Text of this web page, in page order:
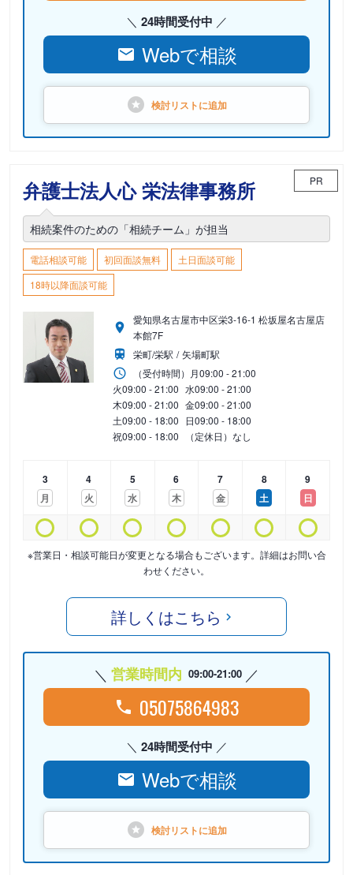
24時間受付中
Webで相談
検討リストに追加
弁護士法人心 栄法律事務所 PR
相続案件のための「相続チーム」が担当
電話相談可能 初回面談無料
土日面談可能
18時以降面談可能
愛知県名古屋市中区栄3-16-1 松坂屋名古屋店
本館7F
栄町/栄駅
矢場町駅
（受付時間） 月09:00 - 21:00
火09:00 - 21:00 水09:00 - 21:00
木09:00 - 21:00 金09:00 - 21:00
土09:00 - 18:00 日09:00 - 18:00
祝09:00 - 18:00 （定休日）なし
3
月
4
火
5
水
6
木
7
金
8
土
9
日
※営業日・相談可能日が変更となる場合もございます。詳細はお問い合
わせください。
詳しくはこちら
営業時間内 09:00-21:00
05075864983
24時間受付中
Webで相談
検討リストに追加